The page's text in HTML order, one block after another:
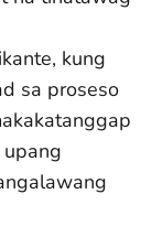
kung
sa proseso